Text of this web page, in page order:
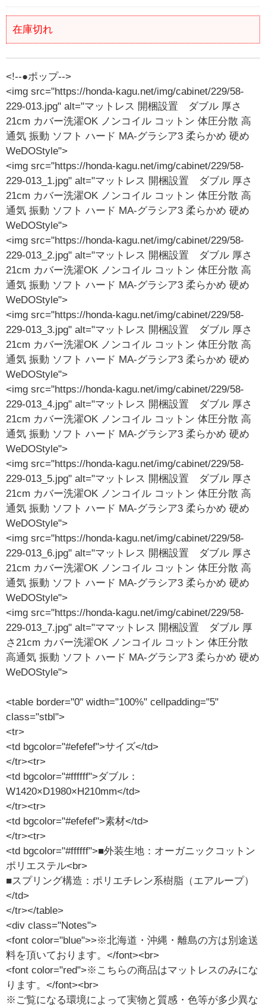
在庫切れ
<!--●ポップ-->
<img src="https://honda-kagu.net/img/cabinet/229/58-
229-013.jpg" alt="マットレス 開梱設置 ダブル 厚さ
21cm カバー洗濯OK ノンコイル コットン 体圧分散 高
通気 振動 ソフト ハード MA-グラシア3 柔らかめ 硬め
WeDOStyle">
<img src="https://honda-kagu.net/img/cabinet/229/58-
229-013_1.jpg" alt="マットレス 開梱設置 ダブル 厚さ
21cm カバー洗濯OK ノンコイル コットン 体圧分散 高
通気 振動 ソフト ハード MA-グラシア3 柔らかめ 硬め
WeDOStyle">
<img src="https://honda-kagu.net/img/cabinet/229/58-
229-013_2.jpg" alt="マットレス 開梱設置 ダブル 厚さ
21cm カバー洗濯OK ノンコイル コットン 体圧分散 高
通気 振動 ソフト ハード MA-グラシア3 柔らかめ 硬め
WeDOStyle">
<img src="https://honda-kagu.net/img/cabinet/229/58-
229-013_3.jpg" alt="マットレス 開梱設置 ダブル 厚さ
21cm カバー洗濯OK ノンコイル コットン 体圧分散 高
通気 振動 ソフト ハード MA-グラシア3 柔らかめ 硬め
WeDOStyle">
<img src="https://honda-kagu.net/img/cabinet/229/58-
229-013_4.jpg" alt="マットレス 開梱設置 ダブル 厚さ
21cm カバー洗濯OK ノンコイル コットン 体圧分散 高
通気 振動 ソフト ハード MA-グラシア3 柔らかめ 硬め
WeDOStyle">
<img src="https://honda-kagu.net/img/cabinet/229/58-
229-013_5.jpg" alt="マットレス 開梱設置 ダブル 厚さ
21cm カバー洗濯OK ノンコイル コットン 体圧分散 高
通気 振動 ソフト ハード MA-グラシア3 柔らかめ 硬め
WeDOStyle">
<img src="https://honda-kagu.net/img/cabinet/229/58-
229-013_6.jpg" alt="マットレス 開梱設置 ダブル 厚さ
21cm カバー洗濯OK ノンコイル コットン 体圧分散 高
通気 振動 ソフト ハード MA-グラシア3 柔らかめ 硬め
WeDOStyle">
<img src="https://honda-kagu.net/img/cabinet/229/58-
229-013_7.jpg" alt="ママットレス 開梱設置 ダブル 厚
さ21cm カバー洗濯OK ノンコイル コットン 体圧分散
高通気 振動 ソフト ハード MA-グラシア3 柔らかめ 硬め
WeDOStyle">
<table border="0" width="100%" cellpadding="5"
class="stbl">
<tr>
<td bgcolor="#efefef">サイズ</td>
</tr><tr>
<td bgcolor="#ffffff">ダブル：
W1420×D1980×H210mm</td>
</tr><tr>
<td bgcolor="#efefef">素材</td>
</tr><tr>
<td bgcolor="#ffffff">■外装生地：オーガニックコットン
ポリエステル<br>
■スプリング構造：ポリエチレン系樹脂（エアループ）
</td>
</tr></table>
<div class="Notes">
<font color="blue">>※北海道・沖縄・離島の方は別途送
料を頂いております。</font><br>
<font color="red">※こちらの商品はマットレスのみにな
ります。</font><br>
※ご覧になる環境によって実物と質感・色等が多少異な